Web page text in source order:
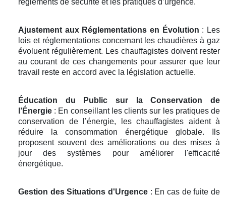
règlements de sécurité et les pratiques d’urgence.
Ajustement aux Réglementations en Évolution : Les
lois et réglementations concernant les chaudières à gaz
évoluent régulièrement. Les chauffagistes doivent rester
au courant de ces changements pour assurer que leur
travail reste en accord avec la législation actuelle.
Éducation du Public sur la Conservation de
l’Énergie : En conseillant les clients sur les pratiques de
conservation de l’énergie, les chauffagistes aident à
réduire la consommation énergétique globale. Ils
proposent souvent des améliorations ou des mises à
jour des systèmes pour améliorer l'efficacité
énergétique.
Gestion des Situations d'Urgence : En cas de fuite de